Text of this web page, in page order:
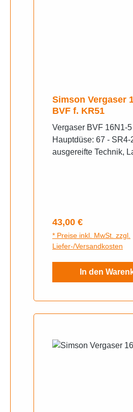
Simson Vergaser
BVF f. KR51
Vergaser BVF 16N1-5
Hauptdüse: 67 - SR4-
ausgereifte Technik,
16N1 - 8 = S50 //
S51 // 16N1 - 3 =
Regulärer Preis:
43,00 €
* Preise inkl. MwSt. zzgl.
Liefer-/Versandkosten
In den